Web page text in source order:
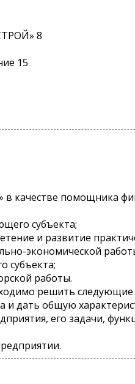
8
15
качестве помощника
субъекта;
и развитие
экономической
субъекта;
работы.
решить следующие
дать общую
его задачи,